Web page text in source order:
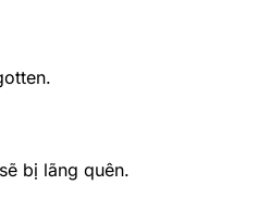
bị lãng quên.